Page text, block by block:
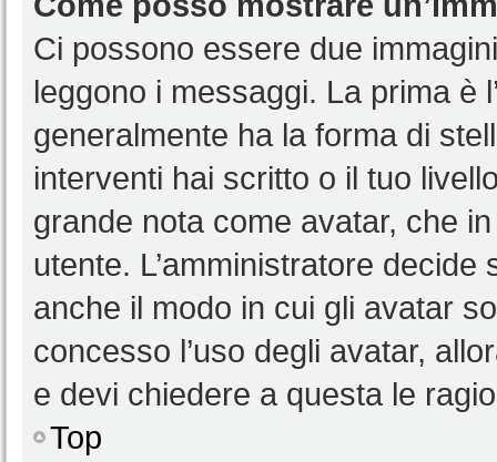
Ci possono essere due
leggono i messaggi. La prima è
generalmente ha la forma di
interventi hai scritto o il tuo
grande nota come avatar, che
utente. L’amministratore
anche il modo in cui gli avatar
concesso l’uso degli avatar,
e devi chiedere a questa le
Top